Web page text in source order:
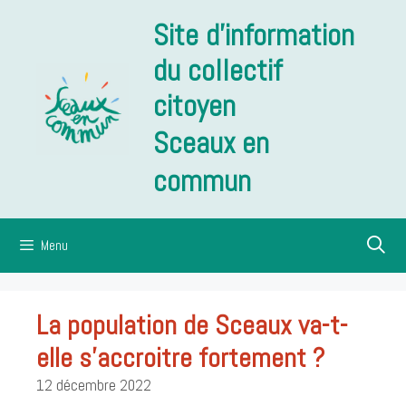
Site d'information
du collectif
citoyen
Sceaux en
commun
Menu
La population de Sceaux va-t-
elle s’accroitre fortement ?
12 décembre 2022